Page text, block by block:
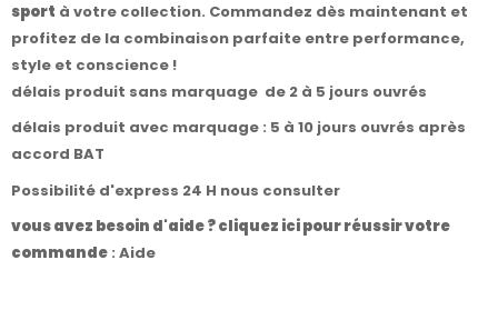
sport à votre collection. Commandez dès maintenant et
profitez de la combinaison parfaite entre performance,
style et conscience !
délais produit sans marquage de 2 à 5 jours ouvrés
délais produit avec marquage : 5 à 10 jours ouvrés après
accord BAT
Possibilité d'express 24 H nous consulter
vous avez besoin d'aide ? cliquez ici pour réussir votre
commande : Aide